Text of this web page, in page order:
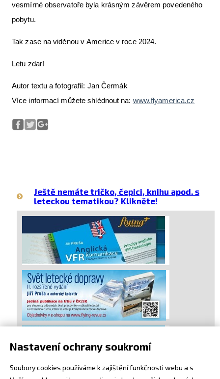
vesmírné observatoře byla krásným závěrem povedeného
pobytu.
Tak zase na viděnou v Americe v roce 2024.
Letu zdar!
Autor textu a fotografií: Jan Čermák
Více informací můžete shlédnout na: www.flyamerica.cz
Ještě nemáte tričko, čepici, knihu apod. s
leteckou tematikou? Klikněte!
Nastavení ochrany soukromí
Soubory cookies používáme k zajištění funkčnosti webu a s